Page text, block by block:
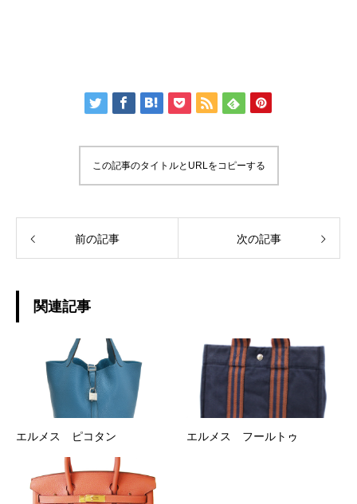
この記事のタイトルとURLをコピーする
前の記事 次の記事
関連記事
エルメス ピコタン エルメス フールトゥ